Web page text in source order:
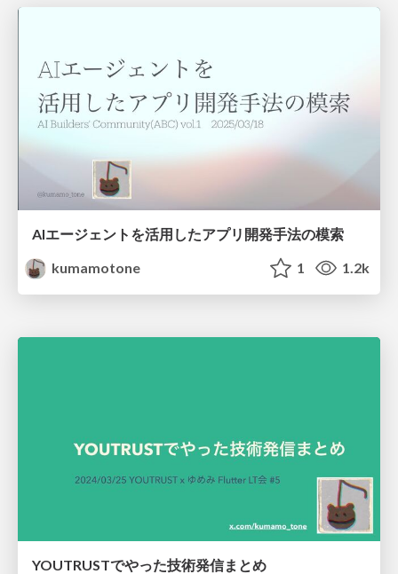
AIエージェントを活用したアプリ開発手法の模索
kumamotone
1 1.2k
YOUTRUSTでやった技術発信まとめ